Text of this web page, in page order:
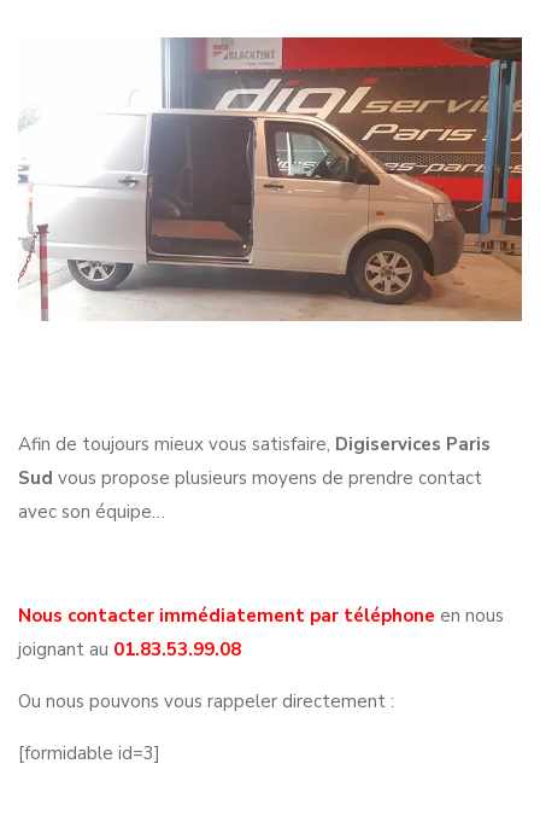
Afin de toujours mieux vous satisfaire, Digiservices Paris
Sud vous propose plusieurs moyens de prendre contact
avec son équipe…
Nous contacter immédiatement par téléphone en nous
joignant au 01.83.53.99.08
Ou nous pouvons vous rappeler directement :
[formidable id=3]